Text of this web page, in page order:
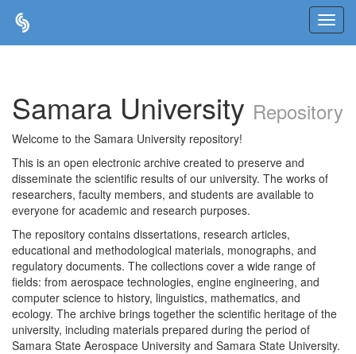
Samara University Repository
Welcome to the Samara University repository!
This is an open electronic archive created to preserve and
disseminate the scientific results of our university. The works of
researchers, faculty members, and students are available to
everyone for academic and research purposes.
The repository contains dissertations, research articles,
educational and methodological materials, monographs, and
regulatory documents. The collections cover a wide range of
fields: from aerospace technologies, engine engineering, and
computer science to history, linguistics, mathematics, and
ecology. The archive brings together the scientific heritage of the
university, including materials prepared during the period of
Samara State Aerospace University and Samara State University.